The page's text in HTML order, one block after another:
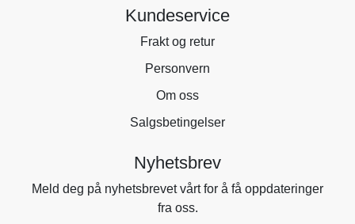
Kundeservice
Frakt og retur
Personvern
Om oss
Salgsbetingelser
Nyhetsbrev
Meld deg på nyhetsbrevet vårt for å få oppdateringer
fra oss.